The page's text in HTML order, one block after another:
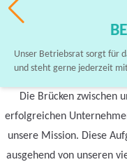
Unser Betriebsrat sorgt für
und steht gerne jederzeit
Die Brücken zwischen
erfolgreichen
unsere Mission. Diese
ausgehend von unseren